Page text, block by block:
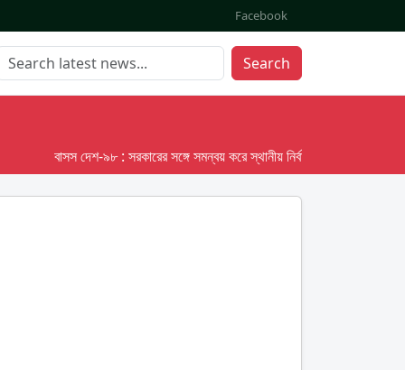
Facebook
Search
বাসস দেশ-৯৮ : সরকারের সঙ্গে সমন্বয় করে স্থানীয় নির্বাচনের তফসিল দেবে ইসি;